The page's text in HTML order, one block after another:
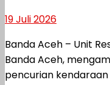
19 Juli 2026
Banda Aceh – Unit
Banda Aceh,
pencurian